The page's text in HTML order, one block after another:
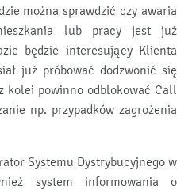
można sprawdzić czy awaria
lub pracy jest już
będzie interesujący Klienta
już próbować dodzwonić się
kolei powinno odblokować Call
np. przypadków zagrożenia
Systemu Dystrybucyjnego w
system informowania o